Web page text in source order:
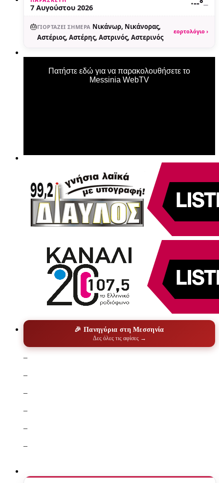
7 Αυγούστου 2026 ·--°—
🎂ΓΙΟΡΤΆΖΕΙ ΣΉΜΕΡΑ Νικάνωρ, Νικάνορας,
Αστέριος, Αστέρης, Αστρινός, Αστερινός
εορτολόγιο ›
Πατήστε εδώ για να παρακολουθήσετε το
Messinia WebTV
🎉 Πανηγύρια στη Μεσσηνία
Δες όλες τις αφίσες →
–
–
–
–
–
–